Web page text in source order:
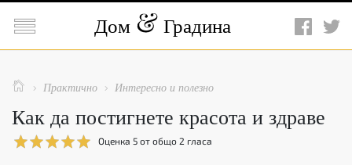
 Дом Градина
  Практично  Интересно и полезно
Как да постигнете красота и здраве
Оценка 5 от общо 2 гласа